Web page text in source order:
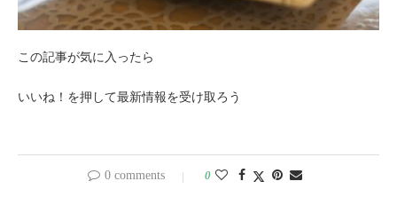
この記事が気に入ったら
いいね！を押して最新情報を受け取ろう
0 comments 0